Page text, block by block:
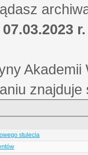
07.03.2023 r.
stulecia